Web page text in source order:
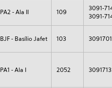
PA2 - Ala II 109
3091-
3091-
BJF - Basílio Jafet 103
PA1 - Ala I 2052